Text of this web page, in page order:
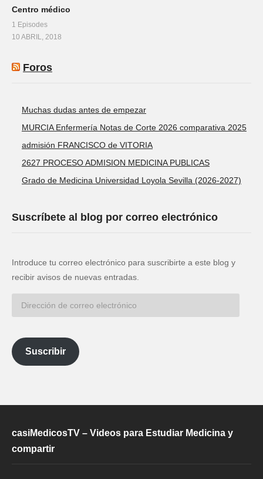
Centro médico
1 Episodes
10 ABRIL, 2018
Foros
Muchas dudas antes de empezar
MURCIA Enfermería Notas de Corte 2026 comparativa 2025
admisión FRANCISCO de VITORIA
2627 PROCESO ADMISION MEDICINA PUBLICAS
Grado de Medicina Universidad Loyola Sevilla (2026-2027)
Suscríbete al blog por correo electrónico
Introduce tu correo electrónico para suscribirte a este blog y
recibir avisos de nuevas entradas.
electrónico
Suscribir
casiMedicosTV – Videos para Estudiar Medicina y
compartir